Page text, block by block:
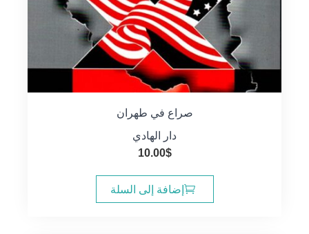
صراع في طهران
دار الهادي
10.00$
إضافة إلى السلة